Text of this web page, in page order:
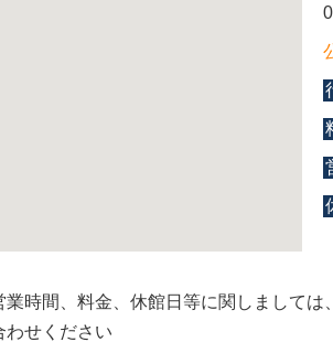
業時間、料金、休館日等に関しまして
わせください